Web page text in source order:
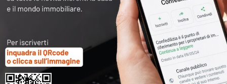
L’evento ha il fine di sensibilizzare
sull’importanza della storia e dei valori del
“Vecchio Continente” e rafforzare il senso di
identità europea e, al tempo stesso, punta a
richiamare l’attenzione sulle opportunità
offerte da questo immenso patrimonio. La
diversità e la ricchezza del nostro patrimonio